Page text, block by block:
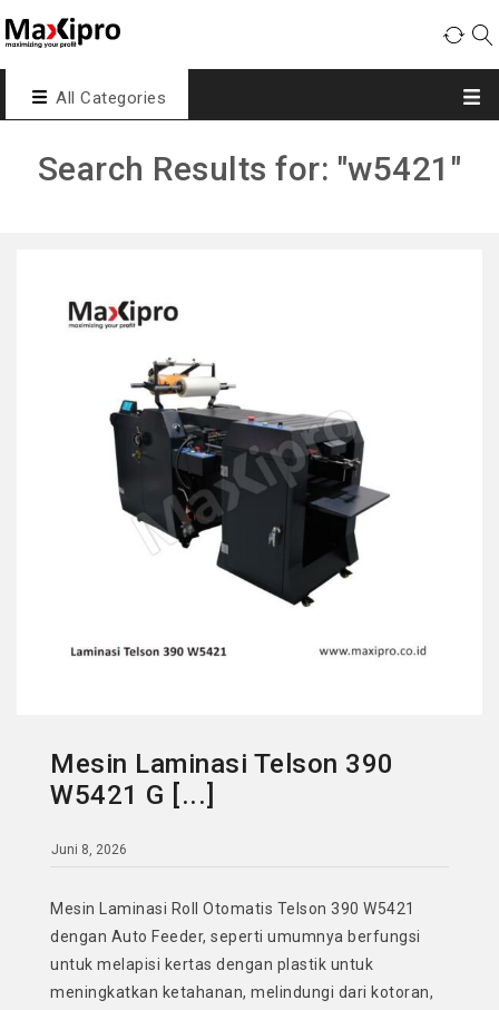
All Categories
Search Results for: "w5421"
Mesin Laminasi Telson 390
W5421 G [...]
Juni 8, 2026
Mesin Laminasi Roll Otomatis Telson 390 W5421
dengan Auto Feeder, seperti umumnya berfungsi
untuk melapisi kertas dengan plastik untuk
meningkatkan ketahanan, melindungi dari kotoran,